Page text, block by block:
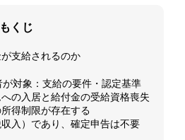
もくじ
支給されるのか
対象：支給の要件・認定基準
の入居と給付金の受給資格喪失
得制限が存在する
入）であり、確定申告は不要